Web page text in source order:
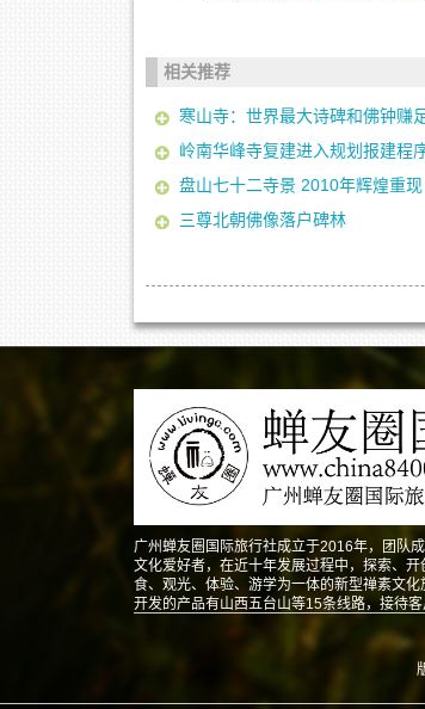
相关推荐
寒山寺：世界最大诗碑和佛钟赚
岭南华峰寺复建进入规划报建程
盘山七十二寺景 2010年辉煌重现
三尊北朝佛像落户碑林
广州蝉友圈国际旅行社成立于2016年，团队
文化爱好者，在近十年发展过程中，探索、开
食、观光、体验、游学为一体的新型禅素文化
开发的产品有山西五台山等15条线路，接待客